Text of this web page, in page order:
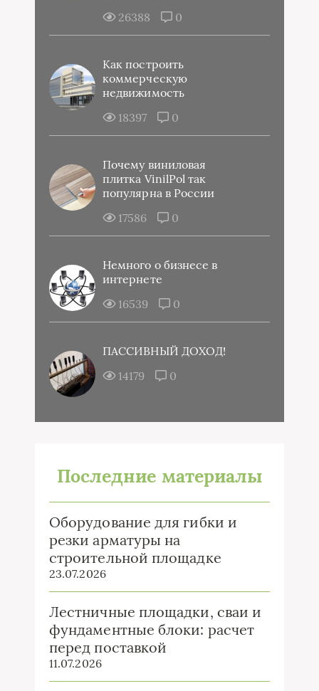
26388
0
Как построить
коммерческую
недвижимость
18397
0
Почему виниловая
плитка VinilPol так
популярна в России
17586
0
Немного о бизнесе в
интернете
16539
0
ПАССИВНЫЙ ДОХОД!
14179
0
Последние материалы
Оборудование для гибки и
резки арматуры на
строительной площадке
23.07.2026
Лестничные площадки, сваи и
фундаментные блоки: расчет
перед поставкой
11.07.2026